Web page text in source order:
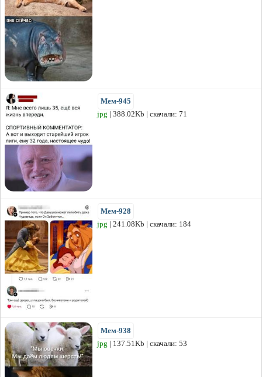
Мем-945
jpg | 388.02Kb | скачали: 71
Мем-928
jpg | 241.08Kb | скачали: 184
Мем-938
jpg | 137.51Kb | скачали: 53